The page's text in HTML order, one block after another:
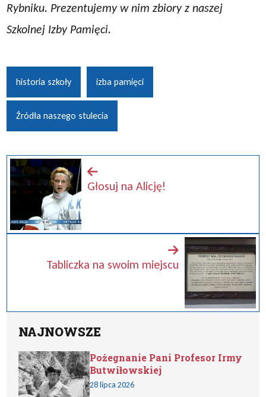
Rybniku. Prezentujemy w nim zbiory z naszej
Szkolnej Izby Pamięci.
historia szkoły izba pamięci
Źródła naszego stulecia
Głosuj na Alicję!
Tabliczka na swoim miejscu
NAJNOWSZE
Pożegnanie Pani Profesor Irmy
Butwiłowskiej
28 lipca 2026